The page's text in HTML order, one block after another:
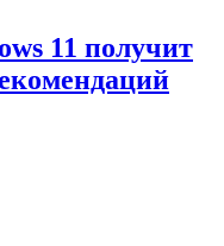
11 получит